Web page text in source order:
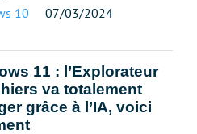
10 07/03/2024
11 : l’Explorateur
va totalement
grâce à l’IA, voici